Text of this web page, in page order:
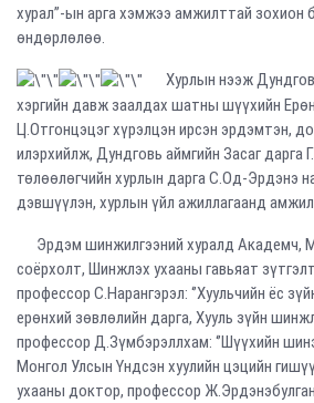
хурал’’-ын арга хэмжээ амжилттай зохион
өндөрлөлөө.
Хурлын нээж
хэргийн давж заалдах шатны шүүхийн
Ц.Отгонцэцэг хүрэлцэн ирсэн эрдэмтэн,
илэрхийлж, Дундговь аймгийн Засаг дарга
төлөөлөгчийн хурлын дарга С.Од-Эрдэнэ
дэвшүүлэн, хурлын үйл ажиллагаанд
Эрдэм шинжилгээний хуралд Академч,
соёрхолт, Шинжлэх ухааны гавьяат
профессор С.Нарангэрэл: ‘’Хуульчийн ёс
ерөнхий зөвлөлийн дарга, Хууль зүйн
профессор Д.Зүмбэрэллхам: ‘’Шүүхийн
Монгол Улсын Үндсэн хуулийн цэцийн
ухааны доктор, профессор Ж.Эрдэнэбулган: